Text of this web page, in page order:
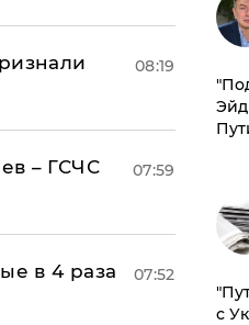
08:19
– ГСЧС
07:59
в 4 раза
07:52
с